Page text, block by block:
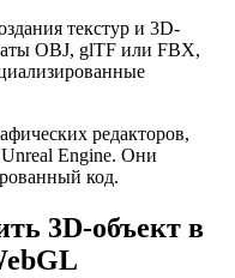
текстур и 3D-
OBJ, glTF или FBX,
редакторов,
Engine. Они
код.
3D-объект в